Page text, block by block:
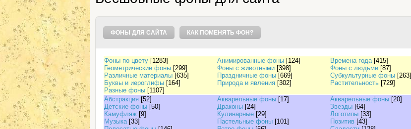
ФОНЫ ДЛЯ САЙТА КАК ПОМЕНЯТЬ ФОН?
Фоны по цвету [1283] Анимированные фоны [124] Времена года [415]
Геометрические фоны [299] Фоны с животными [398] Фоны с людьми [87]
Различные материалы [635] Праздничные фоны [669] Субкультурные фоны [263]
Буквы и иероглифы [164] Природа и явления [302] Растительность [729]
Разные фоны [1107]
Абстракция [52] Акварельные фоны [17] Акварельные фоны [20]
Детские фоны [50] Драконы [24] Звезды [64]
Камуфляж [9] Кулинарные [29] Логотипы [33]
Музыка [33] Пастельные фоны [101] Позитив [43]